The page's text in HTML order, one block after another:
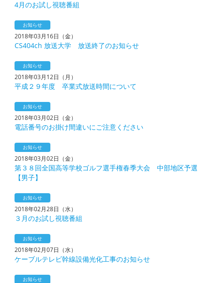
4月のお試し視聴番組
お知らせ
2018年03月16日（金）
CS404ch 放送大学 放送終了のお知らせ
お知らせ
2018年03月12日（月）
平成２９年度 卒業式放送時間について
お知らせ
2018年03月02日（金）
電話番号のお掛け間違いにご注意ください
お知らせ
2018年03月02日（金）
第３８回全国高等学校ゴルフ選手権春季大会 中部地区予選
【男子】
お知らせ
2018年02月28日（水）
３月のお試し視聴番組
お知らせ
2018年02月07日（水）
ケーブルテレビ幹線設備光化工事のお知らせ
お知らせ